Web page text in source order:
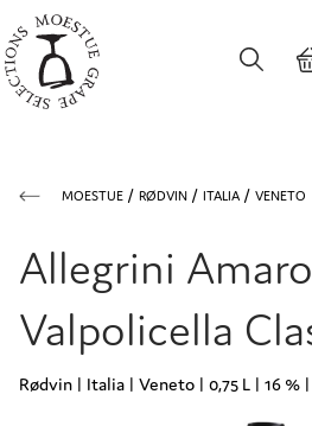
MOESTUE RØDVIN ITALIA VENETO
Allegrini
Valpolicella
Rødvin | Italia | Veneto | 0,75 L | 16 %